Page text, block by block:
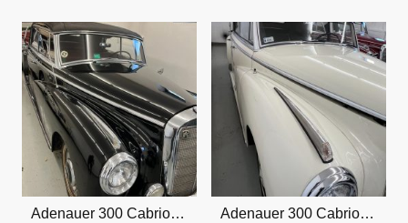
Adenauer 300 Cabrio. Neu eingetroffen Adenauer 300 Cabrio. Neu eingetroffen